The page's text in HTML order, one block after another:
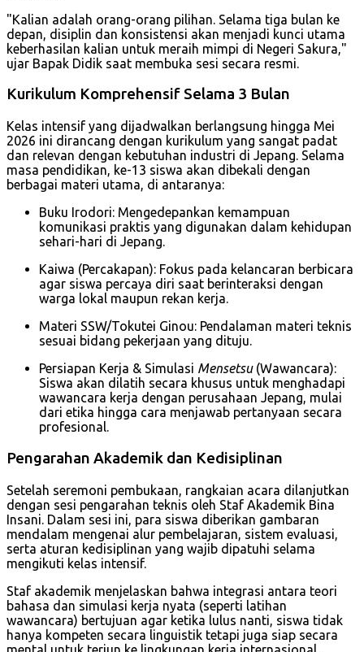
"Kalian adalah orang-orang pilihan. Selama tiga bulan ke
depan, disiplin dan konsistensi akan menjadi kunci utama
keberhasilan kalian untuk meraih mimpi di Negeri Sakura,"
ujar Bapak Didik saat membuka sesi secara resmi.
Kurikulum Komprehensif Selama 3 Bulan
Kelas intensif yang dijadwalkan berlangsung hingga Mei
2026 ini dirancang dengan kurikulum yang sangat padat
dan relevan dengan kebutuhan industri di Jepang. Selama
masa pendidikan, ke-13 siswa akan dibekali dengan
berbagai materi utama, di antaranya:
Buku Irodori: Mengedepankan kemampuan
komunikasi praktis yang digunakan dalam kehidupan
sehari-hari di Jepang.
Kaiwa (Percakapan): Fokus pada kelancaran berbicara
agar siswa percaya diri saat berinteraksi dengan
warga lokal maupun rekan kerja.
Materi SSW/Tokutei Ginou: Pendalaman materi teknis
sesuai bidang pekerjaan yang dituju.
Persiapan Kerja & Simulasi Mensetsu(Wawancara):
Siswa akan dilatih secara khusus untuk menghadapi
wawancara kerja dengan perusahaan Jepang, mulai
dari etika hingga cara menjawab pertanyaan secara
profesional.
Pengarahan Akademik dan Kedisiplinan
Setelah seremoni pembukaan, rangkaian acara dilanjutkan
dengan sesi pengarahan teknis oleh Staf Akademik Bina
Insani. Dalam sesi ini, para siswa diberikan gambaran
mendalam mengenai alur pembelajaran, sistem evaluasi,
serta aturan kedisiplinan yang wajib dipatuhi selama
mengikuti kelas intensif.
Staf akademik menjelaskan bahwa integrasi antara teori
bahasa dan simulasi kerja nyata (seperti latihan
wawancara) bertujuan agar ketika lulus nanti, siswa tidak
hanya kompeten secara linguistik tetapi juga siap secara